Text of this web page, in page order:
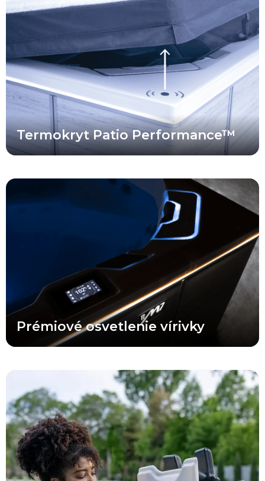
Termokryt Patio Performance™
Vírivky M Series™ sú vybavené integrovanými inteligentnými
senzormi. Po doplnení voliteľného WiFi modulu CloudControl 2™
môžete dostávať push notifikácie do svojho smartfónu vždy, keď je
termokryt vírivky odstránený. Táto funkcia prináša vyššiu úroveň
bezpečnosti, kontroly a pohodlia, pretože máte neustály prehľad o
stave svojej vírivky aj v čase, keď nie ste doma.
Prémiové osvetlenie vírivky
Vírivky M Series™ sú vybavené prémiovým LED osvetlením, ktoré
vytvára dokonalú atmosféru pre relaxáciu a wellness. Vychutnajte
si bezpečnejší a luxusnejší zážitok vďaka plnofarebnému
osvetleniu interiéru vírivky, podsvieteným vodným prvkom,
osvetleným opierkam hlavy a pôsobivému vonkajšiemu
obvodovému osvetleniu. To nielen zvýrazňuje elegantný dizajn
vírivky, ale zároveň zvyšuje bezpečnosť pri prístupe k vašej M
Series™ počas večerných a nočných hodín.
Vaša vírivka M Series™ je vybavená patentovaným systémom
JetPak Therapy System®. Táto jedinečná a exkluzívna technológia
vám umožňuje vyberať si až z 18 rôznych masáží. Vírivky M
Series™ sú vybavené modulom JetPak® podľa vášho výberu v
každom prémiovom sedadle. Výberom modulov JetPak® a ich
umiestnením do sedadiel, ktoré vám vyhovujú, si presne určíte, aký
zážitok z vírivky chcete mať.